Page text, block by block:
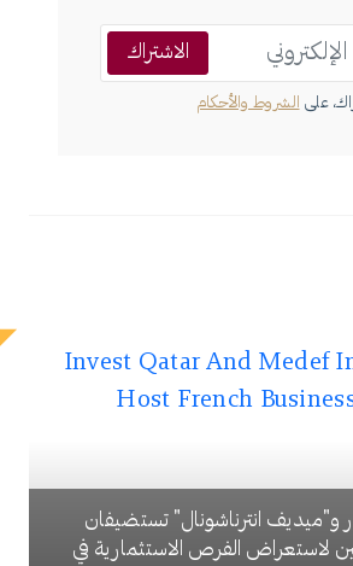
الاشتراك
على الشروط والأحكام
و"ميديف انترناشونال" تستضيفان
لاستعراض الفرص الاستثمارية في